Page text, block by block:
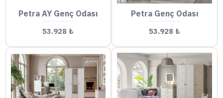
Petra AY Genç Odası
53.928 ₺
Petra Genç Odası
53.928 ₺